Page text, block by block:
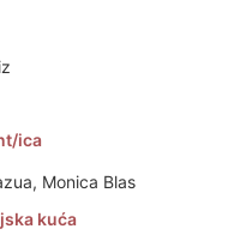
ica
Monica Blas
kuća